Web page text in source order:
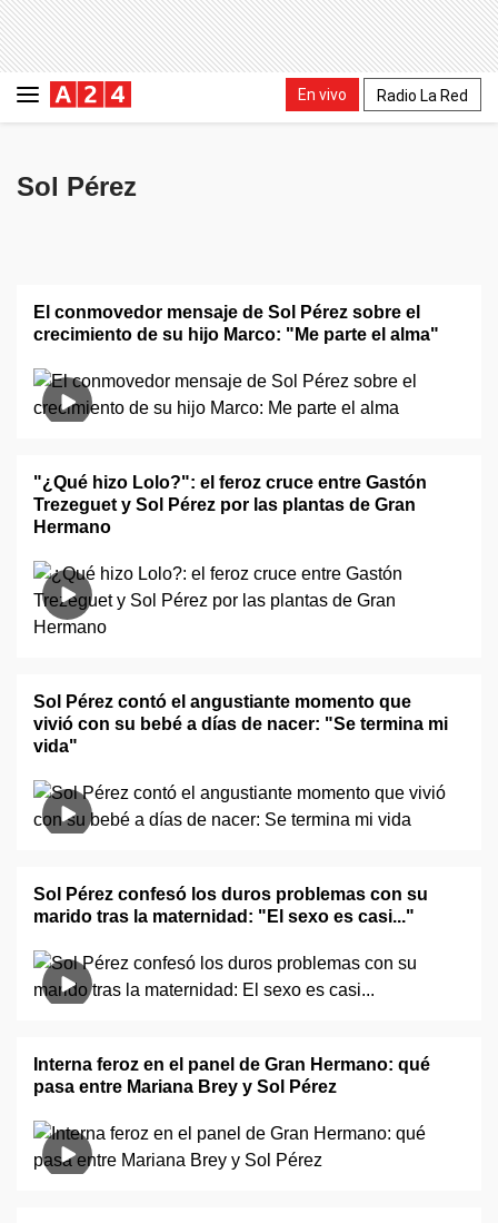
En vivo Radio La Red
Sol Pérez
El conmovedor mensaje de Sol Pérez sobre el
crecimiento de su hijo Marco: "Me parte el alma"
"¿Qué hizo Lolo?": el feroz cruce entre Gastón
Trezeguet y Sol Pérez por las plantas de Gran
Hermano
Sol Pérez contó el angustiante momento que
vivió con su bebé a días de nacer: "Se termina mi
vida"
Sol Pérez confesó los duros problemas con su
marido tras la maternidad: "El sexo es casi..."
Interna feroz en el panel de Gran Hermano: qué
pasa entre Mariana Brey y Sol Pérez